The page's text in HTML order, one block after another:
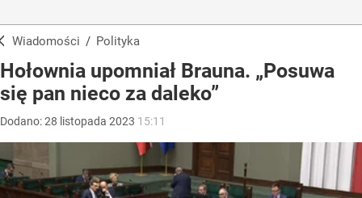
Wiadomości / Polityka
Hołownia upomniał Brauna. „Posuwa
się pan nieco za daleko”
Dodano:28 listopada 2023 15:11